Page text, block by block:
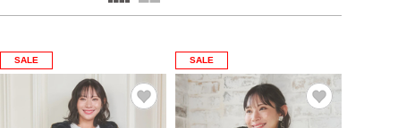
SALE SALE